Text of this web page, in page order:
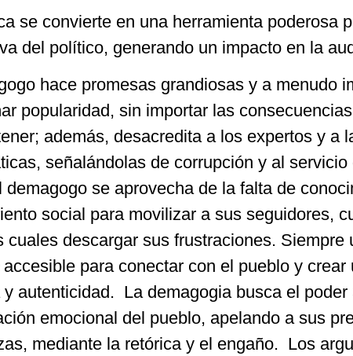
se convierte en una herramienta poderosa
del político, generando un impacto en la
hace promesas grandiosas y a menudo
popularidad, sin importar las
además, desacredita a los expertos y a
señalándolas de corrupción y al
demagogo se aprovecha de la falta de
social para movilizar a sus seguidores,
cuales descargar sus frustraciones. Siempre
para conectar con el pueblo y crear
y autenticidad. La demagogia busca el poder
emocional del pueblo, apelando a sus
mediante la retórica y el engaño. Los